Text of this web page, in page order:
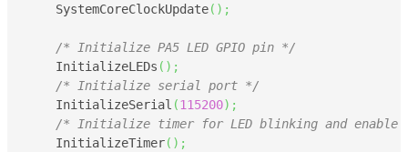
    SystemCoreClockUpdate
( ) ;
/* Initialize PA5 LED GPIO pin */
    InitializeLEDs
( ) ;
/* Initialize serial port */
    InitializeSerial
(115200) ;
/* Initialize timer for LED blinking and
    InitializeTimer
( ) ;